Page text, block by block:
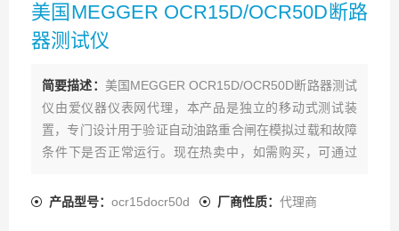
美国MEGGER OCR15D/OCR50D断路
器测试仪
简要描述： 美国MEGGER OCR15D/OCR50D断路器测试
仪由爱仪器仪表网代理，本产品是独立的移动式测试装
置，专门设计用于验证自动油路重合闸在模拟过载和故障
条件下是否正常运行。现在热卖中，如需购买，可通过
产品型号： ocr15docr50d 厂商性质： 代理商